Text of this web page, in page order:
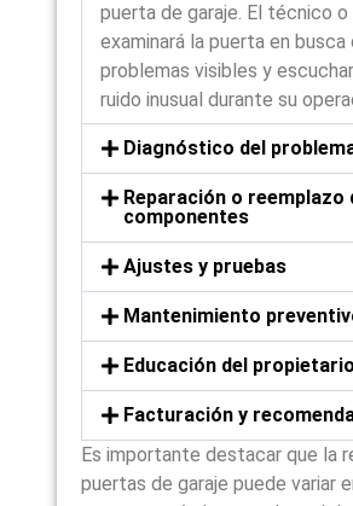
puerta de garaje. El técnico
examinará la puerta en busca
problemas visibles y
ruido inusual durante su
Diagnóstico del
Reparación o reemplazo
componentes
Ajustes y pruebas
Mantenimiento
Educación del propietario
Facturación y
Es importante destacar que la
puertas de garaje puede variar